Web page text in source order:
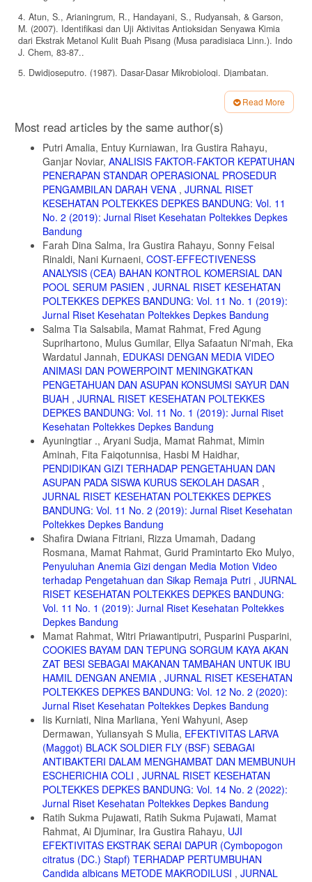
4. Atun, S., Arianingrum, R., Handayani, S., Rudyansah, & Garson,
M. (2007). Identifikasi dan Uji Aktivitas Antioksidan Senyawa Kimia
dari Ekstrak Metanol Kulit Buah Pisang (Musa paradisiaca Linn.). Indo
J. Chem, 83-87..
5. Dwidjoseputro. (1987). Dasar-Dasar Mikrobiologi. Djambatan.
6. Syahrurachman, A., Chatim, A., W. K, A. S., Karuniawati, A.,
Santoso, A., Harun, B. H., . . . Warsa, U. C. (1994). Buku Ajar
7. Jawetz, Melnick, Adelberg's, Brooks, G. F., Butel, J. S., & Morse,
S. A. (2001). MEDICAL MICROBIOLOGY. McGraw-Hill Companies
8. Balouiri, M. (2016). Methods for In-vitro Evaluating Antimicrobial
Activity. Journal of Pharmaceutical Analysis, 71-79.
9. Baris, O., Gulluce, M., Sahin, F., Ozer, H., Kilic, H., Ozkan, H., . .
. Ozbek, T. (2006). Biological Activities Of the Essential Oil and
Methanol Extract Of Achillea Biebersteinii Afan. (Asteraceae). Turk. J.
Biol, 65-73.
10. Luthfi, A. (2004). Kimia Lingkungan. Jakarta.
Read More
Article
Details
Most read articles by the same author(s)
Putri Amalia, Entuy Kurniawan, Ira Gustira Rahayu,
Ganjar Noviar, ANALISIS FAKTOR-FAKTOR KEPATUHAN
PENERAPAN STANDAR OPERASIONAL PROSEDUR
PENGAMBILAN DARAH VENA , JURNAL RISET
KESEHATAN POLTEKKES DEPKES BANDUNG: Vol. 11
No. 2 (2019): Jurnal Riset Kesehatan Poltekkes Depkes
Bandung
Farah Dina Salma, Ira Gustira Rahayu, Sonny Feisal
Rinaldi, Nani Kurnaeni, COST-EFFECTIVENESS
ANALYSIS (CEA) BAHAN KONTROL KOMERSIAL DAN
POOL SERUM PASIEN , JURNAL RISET KESEHATAN
POLTEKKES DEPKES BANDUNG: Vol. 11 No. 1 (2019):
Jurnal Riset Kesehatan Poltekkes Depkes Bandung
Salma Tia Salsabila, Mamat Rahmat, Fred Agung
Suprihartono, Mulus Gumilar, Ellya Safaatun Ni'mah, Eka
Wardatul Jannah, EDUKASI DENGAN MEDIA VIDEO
ANIMASI DAN POWERPOINT MENINGKATKAN
PENGETAHUAN DAN ASUPAN KONSUMSI SAYUR DAN
BUAH , JURNAL RISET KESEHATAN POLTEKKES
DEPKES BANDUNG: Vol. 11 No. 1 (2019): Jurnal Riset
Kesehatan Poltekkes Depkes Bandung
Ayuningtiar ., Aryani Sudja, Mamat Rahmat, Mimin
Aminah, Fita Faiqotunnisa, Hasbi M Haidhar,
PENDIDIKAN GIZI TERHADAP PENGETAHUAN DAN
ASUPAN PADA SISWA KURUS SEKOLAH DASAR ,
JURNAL RISET KESEHATAN POLTEKKES DEPKES
BANDUNG: Vol. 11 No. 2 (2019): Jurnal Riset Kesehatan
Poltekkes Depkes Bandung
Shafira Dwiana Fitriani, Rizza Umamah, Dadang
Rosmana, Mamat Rahmat, Gurid Pramintarto Eko Mulyo,
Penyuluhan Anemia Gizi dengan Media Motion Video
terhadap Pengetahuan dan Sikap Remaja Putri , JURNAL
RISET KESEHATAN POLTEKKES DEPKES BANDUNG:
Vol. 11 No. 1 (2019): Jurnal Riset Kesehatan Poltekkes
Depkes Bandung
Mamat Rahmat, Witri Priawantiputri, Pusparini Pusparini,
COOKIES BAYAM DAN TEPUNG SORGUM KAYA AKAN
ZAT BESI SEBAGAI MAKANAN TAMBAHAN UNTUK IBU
HAMIL DENGAN ANEMIA , JURNAL RISET KESEHATAN
POLTEKKES DEPKES BANDUNG: Vol. 12 No. 2 (2020):
Jurnal Riset Kesehatan Poltekkes Depkes Bandung
Iis Kurniati, Nina Marliana, Yeni Wahyuni, Asep
Dermawan, Yuliansyah S Mulia, EFEKTIVITAS LARVA
(Maggot) BLACK SOLDIER FLY (BSF) SEBAGAI
ANTIBAKTERI DALAM MENGHAMBAT DAN MEMBUNUH
ESCHERICHIA COLI , JURNAL RISET KESEHATAN
POLTEKKES DEPKES BANDUNG: Vol. 14 No. 2 (2022):
Jurnal Riset Kesehatan Poltekkes Depkes Bandung
Ratih Sukma Pujawati, Ratih Sukma Pujawati, Mamat
Rahmat, Ai Djuminar, Ira Gustira Rahayu, UJI
EFEKTIVITAS EKSTRAK SERAI DAPUR (Cymbopogon
citratus (DC.) Stapf) TERHADAP PERTUMBUHAN
Candida albicans METODE MAKRODILUSI , JURNAL